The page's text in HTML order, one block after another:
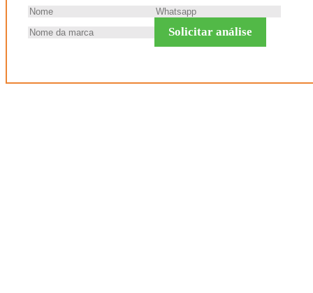
Solicitar análise